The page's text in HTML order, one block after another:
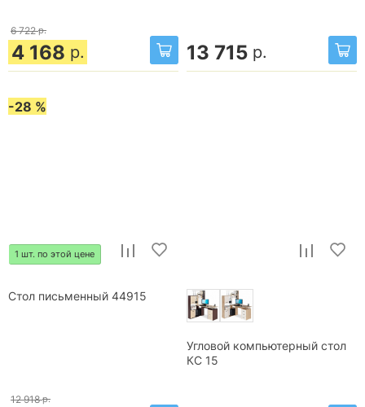
6 722 р.
4 168 р. 13 715 р.
-28 %
1 шт. по этой цене
Стол письменный 44915
12 918 р.
Угловой компьютерный стол
КС 15